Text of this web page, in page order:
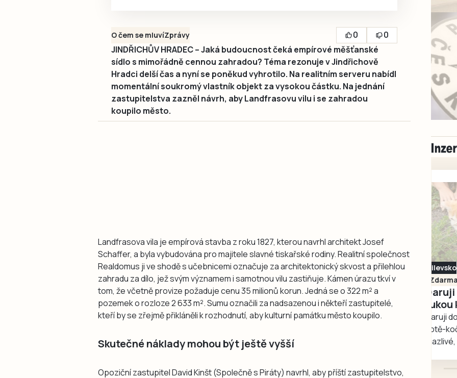
O čem se mluvíZprávy 0
0
JINDŘICHŮV HRADEC – Jaká budoucnost čeká empírové měšťanské
sídlo s mimořádně cennou zahradou? Téma rezonuje v Jindřichově
Hradci delší čas a nyní se poněkud vyhrotilo. Na realitním serveru nabídl
momentální soukromý vlastník objekt za vysokou částku. Na jednání
zastupitelstva zazněl návrh, aby Landfrasovu vilu i se zahradou
koupilo město.
Landfrasova vila je empírová stavba z roku 1827, kterou navrhl architekt Josef
Schaffer, a byla vybudována pro majitele slavné tiskařské rodiny. Realitní společnost
Realdomus ji ve shodě s učebnicemi označuje za architektonický skvost a přilehlou
zahradu za dílo, jež svým významem i samotnou vilu zastiňuje. Kámen úrazu tkví v
tom, že včetně provize požaduje cenu 35 milionů korun. Jedná se o 322 m² a
pozemek o rozloze 2 633 m². Sumu označili za nadsazenou i někteří zastupitelé,
kteří by se zřejmě přikláněli k rozhodnutí, aby kulturní památku město koupilo.
Skutečné náklady mohou být ještě vyšší
Opoziční zastupitel David Kinšt (Společně s Piráty) navrhl, aby příští zastupitelstvo,
Milevsko
Zdarma / za odvoz
Daruji do dobrých
rukou kotě
Daruji do dobrých rukou